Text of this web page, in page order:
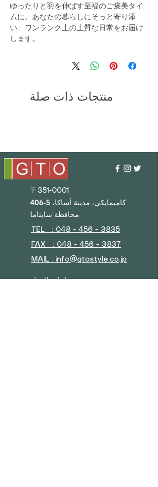
ゆったりと羽を伸ばす至福のご褒美タイ
ムに。あなたの暮らしにそっと寄り添
い、ワンランク上の上質な日常をお届け
します。
منتجات ذات صلة
〒351-0001
406-5 كاميمايكي، مدينة أساكا،
محافظة سايتاما
TEL : 048 - 456 - 3835​
FAX : 048 - 456 - 3837
MAIL : info@gtostyle.co.jp
■ ساعات العمل